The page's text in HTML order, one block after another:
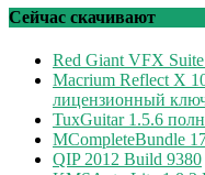
рубрикам
Сейчас скачивают
Red Giant VFX
Macrium Reflect X
лицензионный
TuxGuitar 1.5.6
MCompleteBundle
QIP 2012 Build 9380